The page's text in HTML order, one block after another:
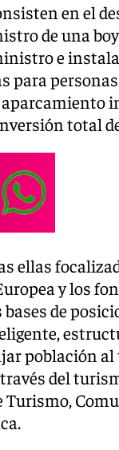
en el
de una
e
para
aparcamiento
total
ellas
y los
bases de
población
del
Turismo,